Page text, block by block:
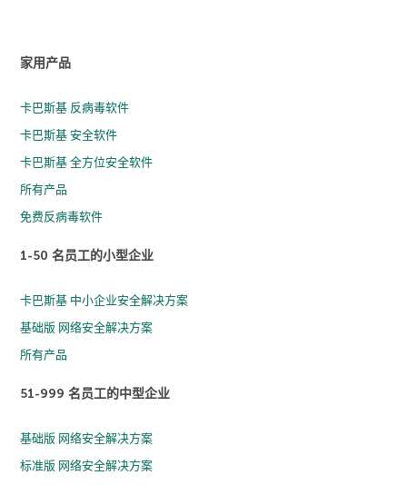
家用产品
卡巴斯基 反病毒软件
卡巴斯基 安全软件
卡巴斯基 全方位安全软件
所有产品
免费反病毒软件
1-50 名员工的小型企业
卡巴斯基 中小企业安全解决方案
基础版 网络安全解决方案
所有产品
51-999 名员工的中型企业
基础版 网络安全解决方案
标准版 网络安全解决方案